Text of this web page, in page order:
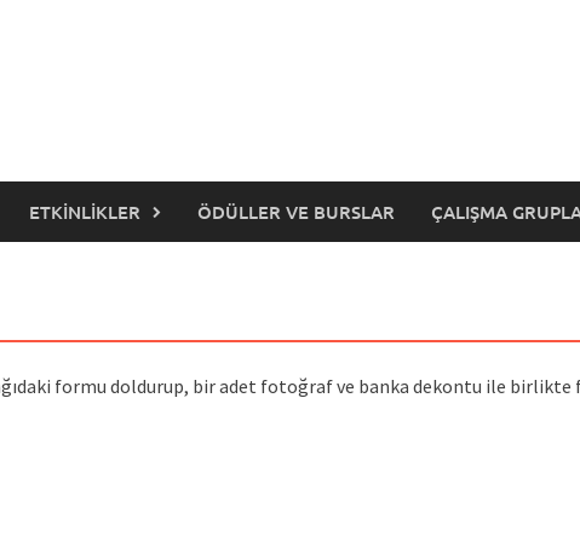
ETKINLIKLER ÖDÜLLER VE BURSLAR ÇALIŞMA
formu doldurup, bir adet fotoğraf ve banka dekontu ile